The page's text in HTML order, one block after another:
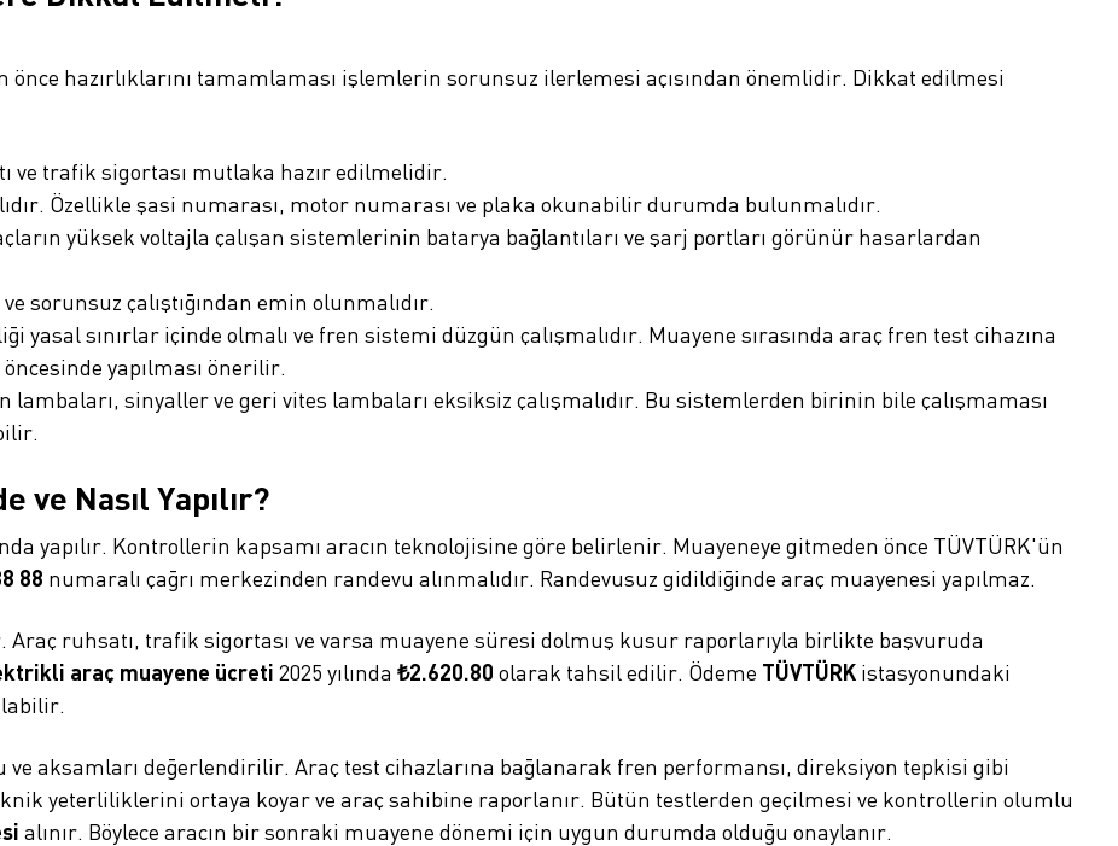
hazırlıklarını tamamlaması işlemlerin sorunsuz ilerlemesi açısından önemlidir. Dikkat edilmesi
ve trafik sigortası mutlaka hazır edilmelidir.
Özellikle şasi numarası, motor numarası ve plaka okunabilir durumda bulunmalıdır.
yüksek voltajla çalışan sistemlerinin batarya bağlantıları ve şarj portları görünür hasarlardan
sorunsuz çalıştığından emin olunmalıdır.
yasal sınırlar içinde olmalı ve fren sistemi düzgün çalışmalıdır. Muayene sırasında araç fren test cihazına
yapılması önerilir.
lambaları, sinyaller ve geri vites lambaları eksiksiz çalışmalıdır. Bu sistemlerden birinin bile çalışmaması
Nasıl Yapılır?
yapılır. Kontrollerin kapsamı aracın teknolojisine göre belirlenir. Muayeneye gitmeden önce TÜVTÜRK'ün
88 numaralı çağrı merkezinden randevu alınmalıdır. Randevusuz gidildiğinde araç muayenesi yapılmaz.
Araç ruhsatı, trafik sigortası ve varsa muayene süresi dolmuş kusur raporlarıyla birlikte başvuruda
araç muayene ücreti 2025 yılında ₺2.620.80 olarak tahsil edilir. Ödeme TÜVTÜRK istasyonundaki
ve aksamları değerlendirilir. Araç test cihazlarına bağlanarak fren performansı, direksiyon tepkisi gibi
yeterliliklerini ortaya koyar ve araç sahibine raporlanır. Bütün testlerden geçilmesi ve kontrollerin olumlu
alınır. Böylece aracın bir sonraki muayene dönemi için uygun durumda olduğu onaylanır.